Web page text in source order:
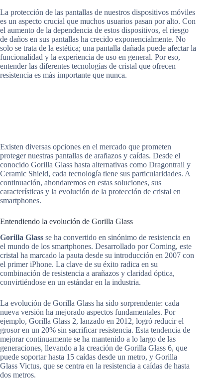
La protección de las pantallas de nuestros dispositivos móviles
es un aspecto crucial que muchos usuarios pasan por alto. Con
el aumento de la dependencia de estos dispositivos, el riesgo
de daños en sus pantallas ha crecido exponencialmente. No
solo se trata de la estética; una pantalla dañada puede afectar la
funcionalidad y la experiencia de uso en general. Por eso,
entender las diferentes tecnologías de cristal que ofrecen
resistencia es más importante que nunca.
Existen diversas opciones en el mercado que prometen
proteger nuestras pantallas de arañazos y caídas. Desde el
conocido Gorilla Glass hasta alternativas como Dragontrail y
Ceramic Shield, cada tecnología tiene sus particularidades. A
continuación, ahondaremos en estas soluciones, sus
características y la evolución de la protección de cristal en
smartphones.
Entendiendo la evolución de Gorilla Glass
Gorilla Glass se ha convertido en sinónimo de resistencia en
el mundo de los smartphones. Desarrollado por Corning, este
cristal ha marcado la pauta desde su introducción en 2007 con
el primer iPhone. La clave de su éxito radica en su
combinación de resistencia a arañazos y claridad óptica,
convirtiéndose en un estándar en la industria.
La evolución de Gorilla Glass ha sido sorprendente: cada
nueva versión ha mejorado aspectos fundamentales. Por
ejemplo, Gorilla Glass 2, lanzado en 2012, logró reducir el
grosor en un 20% sin sacrificar resistencia. Esta tendencia de
mejorar continuamente se ha mantenido a lo largo de las
generaciones, llevando a la creación de Gorilla Glass 6, que
puede soportar hasta 15 caídas desde un metro, y Gorilla
Glass Victus, que se centra en la resistencia a caídas de hasta
dos metros.